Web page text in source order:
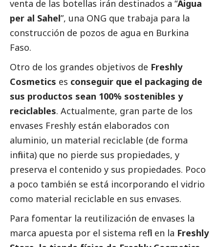
venta de las botellas irán destinados a “Aigua
per al Sahel”, una ONG que trabaja para la
construcción de pozos de agua en Burkina
Faso.
Otro de los grandes objetivos de Freshly
Cosmetics es conseguir que el packaging de
sus productos sean 100% sostenibles y
reciclables. Actualmente, gran parte de los
envases Freshly están elaborados con
aluminio, un material reciclable (de forma
infinita) que no pierde sus propiedades, y
preserva el contenido y sus propiedades. Poco
a poco también se está incorporando el vidrio
como material reciclable en sus envases.
Para fomentar la reutilización de envases la
marca apuesta por el sistema refill en la Freshly